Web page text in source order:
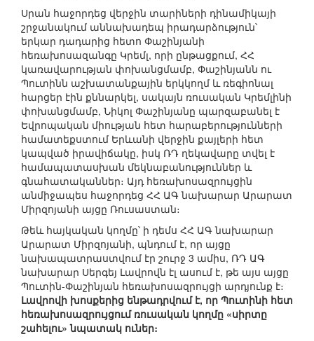
Սրան հաջորդեց վերջին տարիների դինամիկայի
շրջանակում աննախադեպ իրադարձություն՝
երկար դադարից հետո Փաշինյանի
հեռախոսազանգը Կրեմլ, որի ընթացքում, ՀՀ
կառավարության փոխանցմամբ, Փաշինյանն ու
Պուտինն աշխատանքային երկկողմ և ռեգիոնալ
հարցեր էին քննարկել, սակայն ռուսական Կրեմլինի
փոխանցմամբ, Նիկոլ Փաշինյանը պարզաբանել է
Եվրոպական միության հետ հարաբերությունների
համատեքստում Երևանի վերջին քայլերի հետ
կապված իրավիճակը, իսկ ՌԴ ղեկավարը տվել է
համապատասխան մեկնաբանություններ և
գնահատականներ։ Այդ հեռախոսազրույցին
անմիջապես հաջորդեց ՀՀ ԱԳ նախարար Արարատ
Միրզոյանի այցը Ռուսաստան։
Թեև հայկական կողմը՝ ի դեմս ՀՀ ԱԳ նախարար
Արարատ Միրզոյանի, պնդում է, որ այցը
նախապատրաստվում էր շուրջ 3 ամիս, ՌԴ ԱԳ
նախարար Սերգեյ Լավրովն էլ ասում է, թե այս այցը
Պուտին-Փաշինյան հեռախոսազրույցի արդյունք է։
Լավրովի խոսքերից ենթադրվում է, որ Պուտինի հետ
հեռախոսազրույցում ռուսական կողմը «սիրտը
շահելու» նպատակ ուներ։